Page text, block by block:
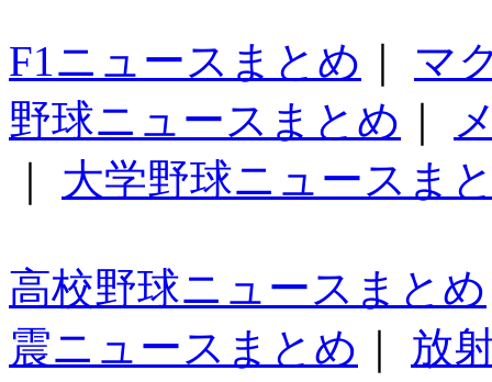
F1ニュースまとめ
マ
野球ニュースまとめ
大学野球ニュースま
高校野球ニュースまとめ
震ニュースまとめ
放